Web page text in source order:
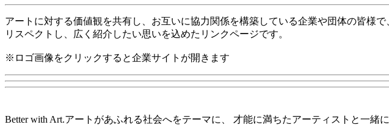
アートに対する価値観を共有し、お互いに協力関係を構築している企業や団体の皆様で
リスペクトし、広く紹介したい思いを込めたリンクページです。
※ロゴ画像をクリックすると企業サイトが開きます
Better with Art.アートがあふれる社会へをテーマに、 才能に満ちたアーティストと一